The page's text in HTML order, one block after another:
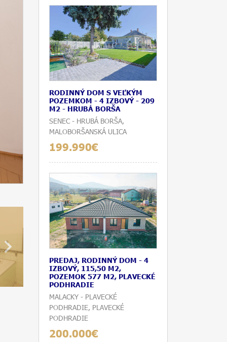
RODINNÝ DOM S VEĽKÝM
POZEMKOM - 4 IZBOVÝ - 209
M2 - HRUBÁ BORŠA
SENEC - HRUBÁ BORŠA,
MALOBORŠANSKÁ ULICA
199.990€
PREDAJ, RODINNÝ DOM - 4
IZBOVÝ, 115,50 M2,
POZEMOK 577 M2, PLAVECKÉ
PODHRADIE
MALACKY - PLAVECKÉ
PODHRADIE, PLAVECKÉ
PODHRADIE
200.000€